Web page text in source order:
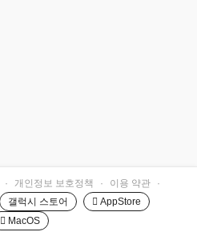
· 개인정보 보호정책 · 이용 약관
·
갤럭시 스토어
 AppStore
 MacOS